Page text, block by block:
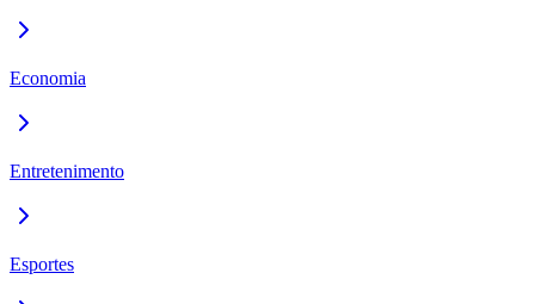
Economia
Entretenimento
Esportes